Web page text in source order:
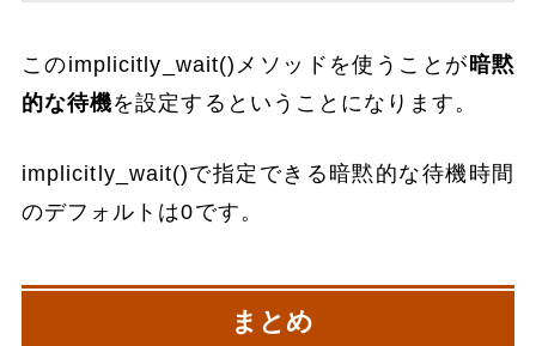
このimplicitly_wait()メソッドを使うことが暗黙
的な待機を設定するということになります。
implicitly_wait()で指定できる暗黙的な待機時間
のデフォルトは0です。
まとめ